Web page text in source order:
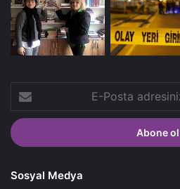
Posta
adresinizi
giriniz
Sosyal Medya